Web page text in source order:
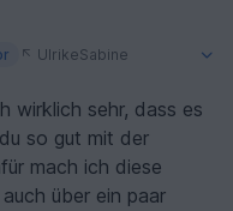
UlrikeSabine
wirklich sehr, dass es
so gut mit der
mach ich diese
über ein paar